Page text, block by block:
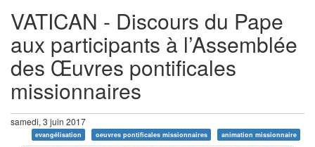
VATICAN - Discours du Pape
aux participants à l’Assemblée
des Œuvres pontificales
missionnaires
samedi, 3 juin 2017
evangélisation oeuvres pontificales missionnaires animation missionnaire